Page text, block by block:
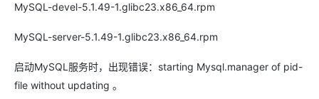
MySQL-devel-5.1.49-1.glibc23.x86_64.rpm
MySQL-server-5.1.49-1.glibc23.x86_64.rpm
启动MySQL服务时，出现错误：starting Mysql.manager of pid-
file without updating 。